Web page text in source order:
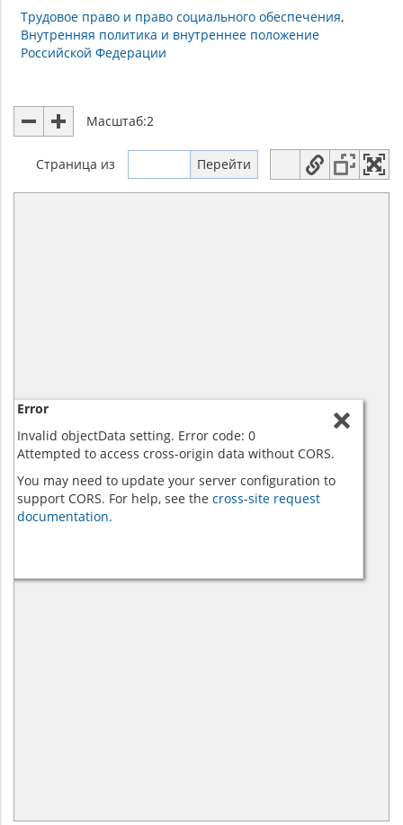
Трудовое право и право социального обеспечения
Внутренняя политика и внутреннее положение
Российской Федерации
Масштаб:2
Страница из
Error
Invalid objectData setting. Error code: 0
Attempted to access cross-origin data without CORS.
You may need to update your server configuration to
support CORS. For help, see the cross-site request
documentation.